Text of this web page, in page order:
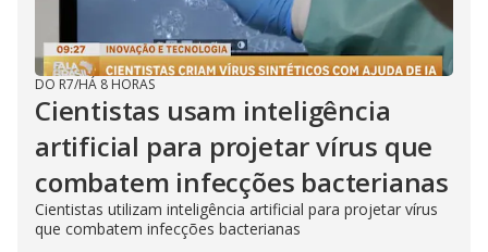
DO R7/HÁ 8 HORAS
Cientistas usam inteligência
artificial para projetar vírus que
combatem infecções bacterianas
Cientistas utilizam inteligência artificial para projetar vírus
que combatem infecções bacterianas